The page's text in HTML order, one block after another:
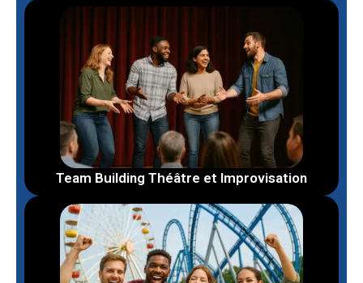
Team Building Théâtre et Improvisation